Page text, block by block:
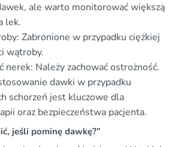
ale warto monitorować większą
lek.
Zabronione w przypadku ciężkiej
wątroby.
nerek: Należy zachować ostrożność.
dawki w przypadku
schorzeń jest kluczowe dla
oraz bezpieczeństwa pacjenta.
jeśli pominę dawkę?”